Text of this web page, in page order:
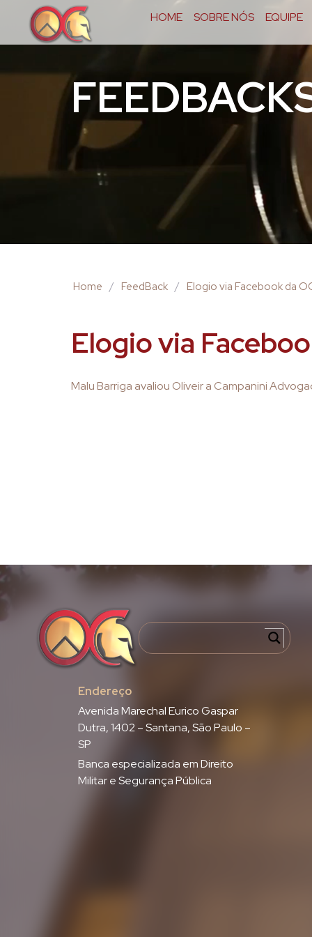
HOME SOBRE NÓS EQUIPE
Home / FeedBack / Elogio via Facebook da
Elogio via
Malu Barriga avaliou Oliveir a Campanini
Endereço
Avenida Marechal Eurico Gaspar
Dutra, 1402 – Santana, São Paulo –
SP
Banca especializada em Direito
Militar e Segurança Pública